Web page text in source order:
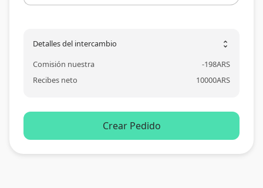
Detalles del intercambio unfold_more
Comisión nuestra -198ARS
Recibes neto
10000ARS
Crear Pedido